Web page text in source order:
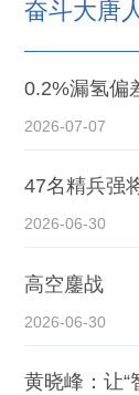
奋斗大唐
0.2%漏氢偏
2026-07-07
47名精兵强
2026-06-30
高空鏖战
2026-06-30
黄晓峰：让“